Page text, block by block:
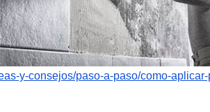
y-consejos/paso-a-paso/como-